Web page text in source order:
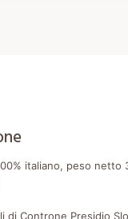
italiano, peso netto
di Controne Presidio